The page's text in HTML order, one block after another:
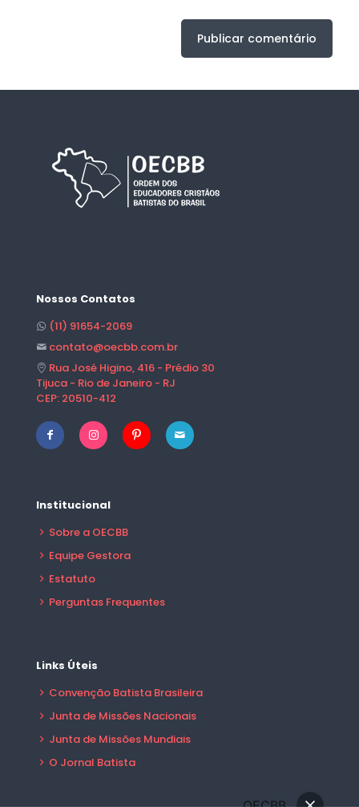
Nossos Contatos
(11) 91654-2069
contato@oecbb.com.br
Rua José Higino, 416 - Prédio 30
Tijuca - Rio de Janeiro - RJ
CEP: 20510-412
Institucional
Sobre a OECBB
Equipe Gestora
Estatuto
Perguntas Frequentes
Links Úteis
Convenção Batista Brasileira
Junta de Missões Nacionais
Junta de Missões Mundiais
O Jornal Batista